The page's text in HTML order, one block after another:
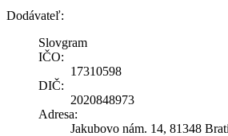
Dodávateľ:
Slovgram
IČO:
17310598
DIČ:
2020848973
Adresa:
Jakubovo nám. 14, 81348